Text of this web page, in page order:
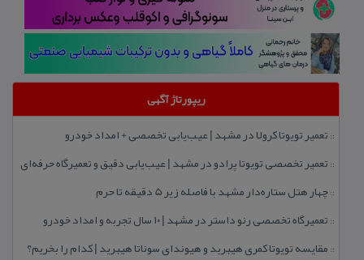
ریپورتاژ آگهی
:: تعمیر تویوتا كرولا در مشهد | عیب‌یابی تخصصی + امداد خودرو
:: تعمیر تخصصی تویوتا پرادو در مشهد | عیب‌یابی دقیق و تعمیرگاه حرفه‌ای
::چهار هتل‌ ستاره‌دار مشهد با فاصله زیر 5 دقیقه تا حرم
:: تعمیرگاه تخصصی رنو داستر در مشهد | ۱۰ سال تجربه و امداد خودرو
:: مقایسه تویوتا كمری هیبرید و هیوندای سوناتا هیبرید | كدام را بخریم؟